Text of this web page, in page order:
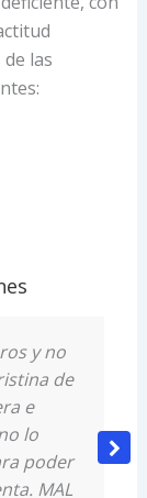
las
y no
de
e
lo
poder
MAL